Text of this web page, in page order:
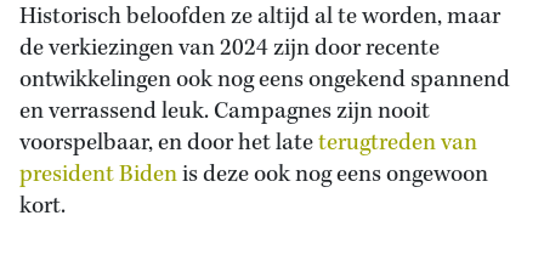
Historisch beloofden ze altijd al te worden, maar
de verkiezingen van 2024 zijn door recente
ontwikkelingen ook nog eens ongekend spannend
en verrassend leuk. Campagnes zijn nooit
voorspelbaar, en door het lateterugtreden van
president Bidenis deze ook nog eens ongewoon
kort.